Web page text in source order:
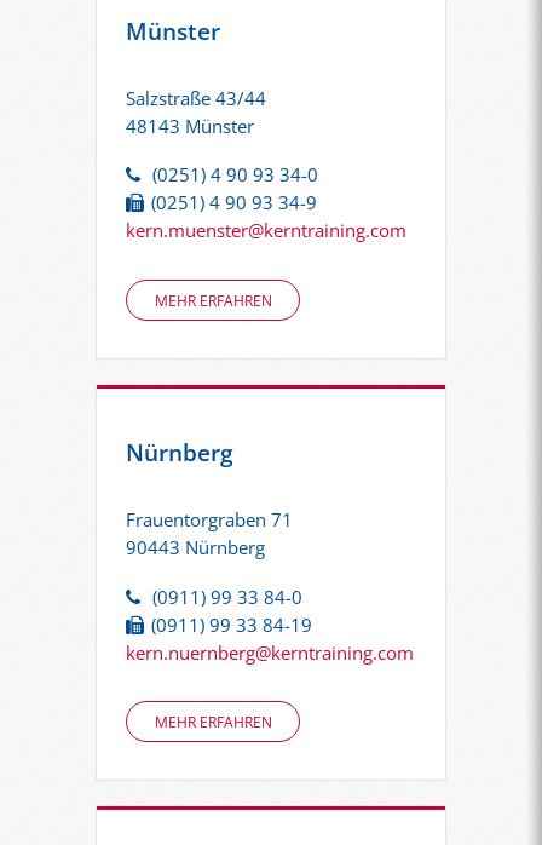
Münster
Salzstraße 43/44
48143 Münster
(0251) 4 90 93 34-0
(0251) 4 90 93 34-9
kern.muenster@kerntraining.com
MEHR ERFAHREN
Nürnberg
Frauentorgraben 71
90443 Nürnberg
(0911) 99 33 84-0
(0911) 99 33 84-19
kern.nuernberg@kerntraining.com
MEHR ERFAHREN